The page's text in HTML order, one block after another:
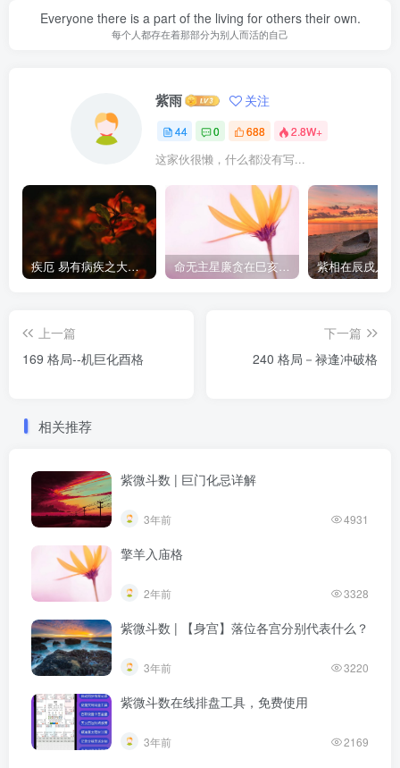
Everyone there is a part of the living for others their own.
每个人都存在着那部分为别人而活的自己
紫雨 关注
44 0 688 2.8W+
这家伙很懒，什么都没有写...
疾厄 易有病疾之大限及流年 命无主星廉贪在巳亥入迁移 紫相在辰戌入命
上一篇
169 格局--机巨化酉格
下一篇
240 格局－禄逢冲破格
相关推荐
紫微斗数 | 巨门化忌详解
3年前 4931
擎羊入庙格
2年前 3328
紫微斗数 | 【身宫】落位各宫分别代表什么？
3年前 3220
紫微斗数在线排盘工具，免费使用
3年前 2169